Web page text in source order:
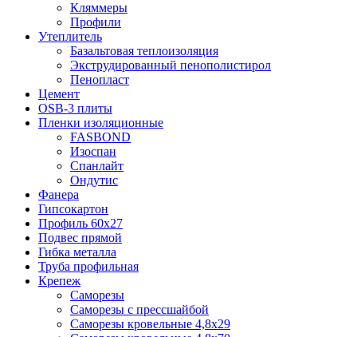
Кляммеры
Профили
Утеплитель
Базальтовая теплоизоляция
Экструдированный пенополистирол
Пенопласт
Цемент
OSB-3 плиты
Пленки изоляционные
FASBOND
Изоспан
Спанлайт
Ондутис
Фанера
Гипсокартон
Профиль 60х27
Подвес прямой
Гибка металла
Труба профильная
Крепеж
Саморезы
Саморезы с прессшайбой
Саморезы кровельные 4,8х29